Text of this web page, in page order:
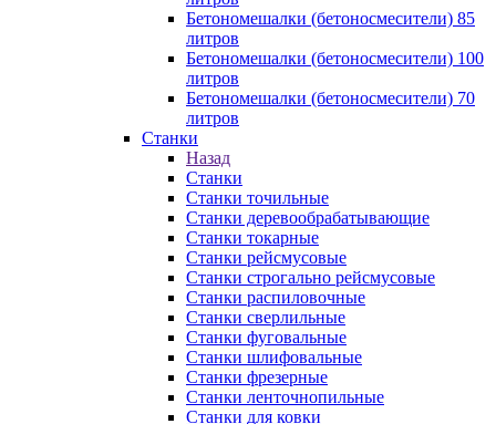
Бетономешалки (бетоносмесители) 85
литров
Бетономешалки (бетоносмесители) 100
литров
Бетономешалки (бетоносмесители) 70
литров
Станки
Назад
Станки
Станки точильные
Станки деревообрабатывающие
Станки токарные
Станки рейсмусовые
Станки строгально рейсмусовые
Станки распиловочные
Станки сверлильные
Станки фуговальные
Станки шлифовальные
Станки фрезерные
Станки ленточнопильные
Станки для ковки